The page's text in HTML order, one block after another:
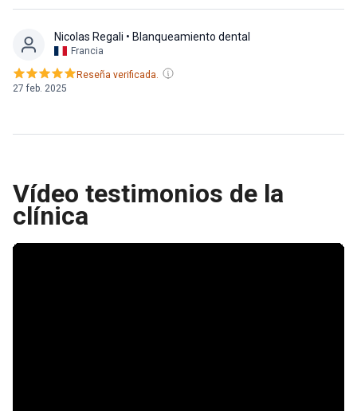
Nicolas Regali • Blanqueamiento dental
Francia
27 feb. 2025
Reseña verificada.
Vídeo testimonios de la
clínica